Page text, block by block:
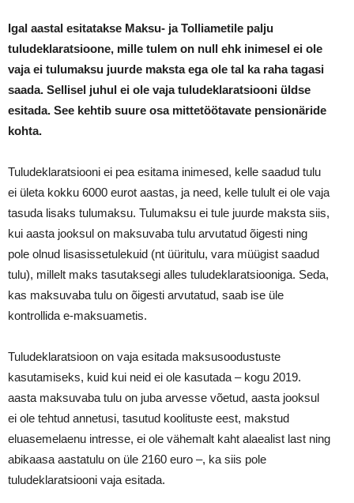
Igal aastal esitatakse Maksu- ja Tolliametile palju
tuludeklaratsioone, mille tulem on null ehk inimesel ei ole
vaja ei tulumaksu juurde maksta ega ole tal ka raha tagasi
saada. Sellisel juhul ei ole vaja tuludeklaratsiooni üldse
esitada. See kehtib suure osa mittetöötavate pensionäride
kohta.
Tuludeklaratsiooni ei pea esitama inimesed, kelle saadud tulu
ei ületa kokku 6000 eurot aastas, ja need, kelle tulult ei ole vaja
tasuda lisaks tulumaksu. Tulumaksu ei tule juurde maksta siis,
kui aasta jooksul on maksuvaba tulu arvutatud õigesti ning
pole olnud lisasissetulekuid (nt üüritulu, vara müügist saadud
tulu), millelt maks tasutaksegi alles tuludeklaratsiooniga. Seda,
kas maksuvaba tulu on õigesti arvutatud, saab ise üle
kontrollida e-maksuametis.
Tuludeklaratsioon on vaja esitada maksusoodustuste
kasutamiseks, kuid kui neid ei ole kasutada – kogu 2019.
aasta maksuvaba tulu on juba arvesse võetud, aasta jooksul
ei ole tehtud annetusi, tasutud koolituste eest, makstud
eluasemelaenu intresse, ei ole vähemalt kaht alaealist last ning
abikaasa aastatulu on üle 2160 euro –, ka siis pole
tuludeklaratsiooni vaja esitada.